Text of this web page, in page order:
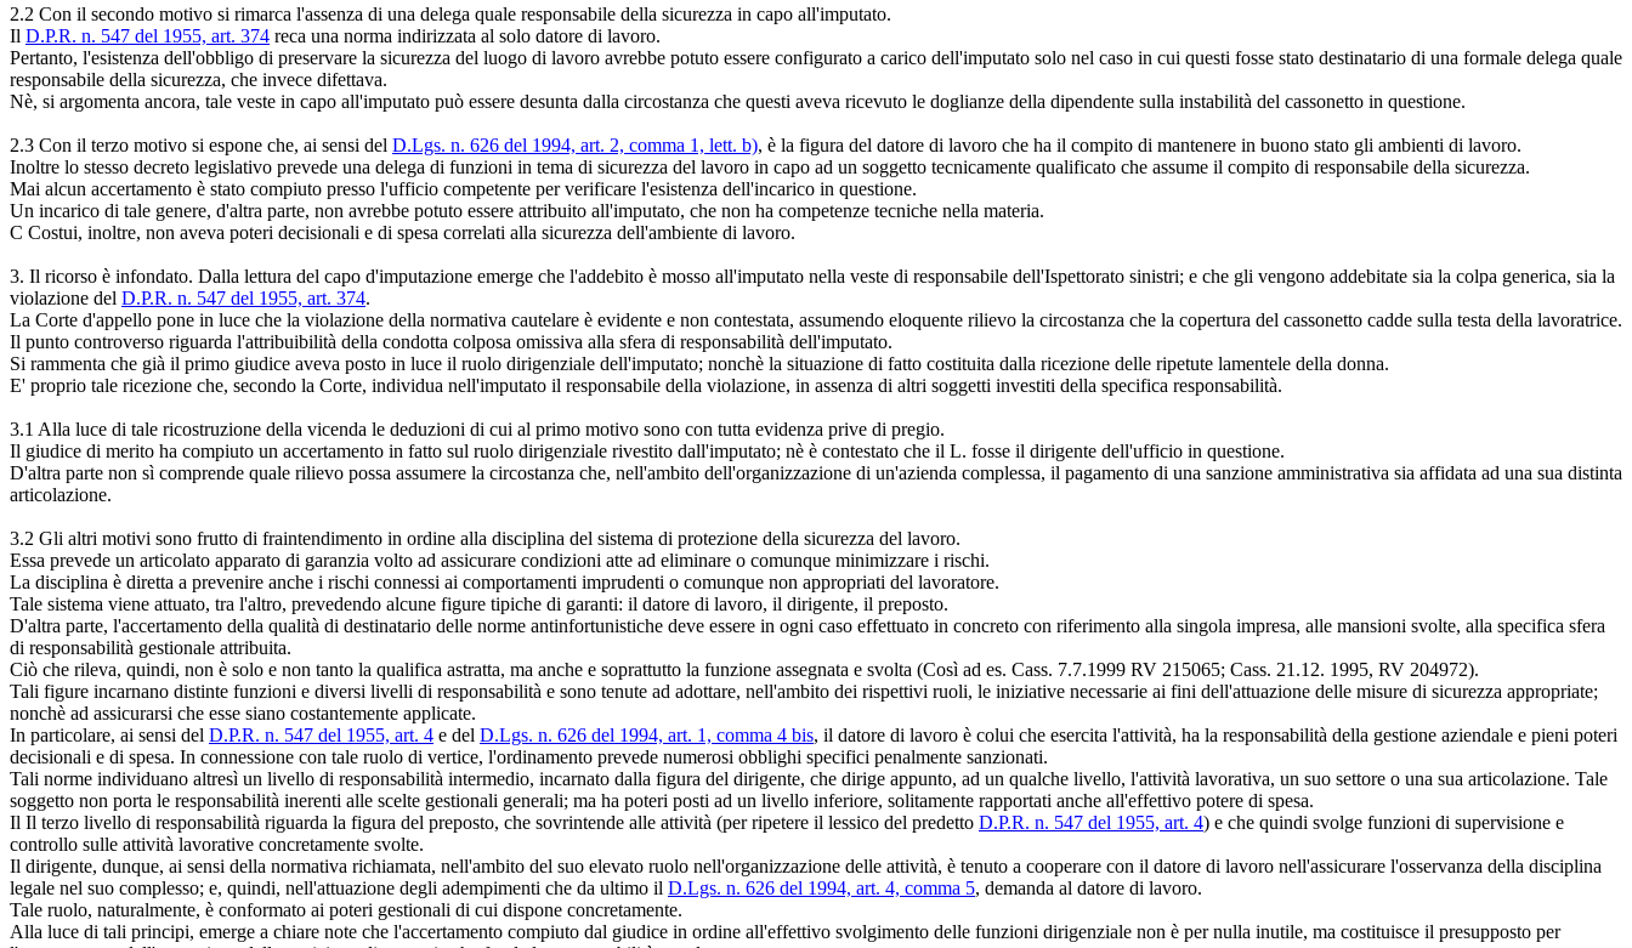
2.2 Con il secondo motivo si rimarca l'assenza di una delega quale responsabile della sicurezza in capo all'imputato.
Il D.P.R. n. 547 del 1955, art. 374 reca una norma indirizzata al solo datore di lavoro.
Pertanto, l'esistenza dell'obbligo di preservare la sicurezza del luogo di lavoro avrebbe potuto essere configurato a carico dell'imputato solo nel caso in cui questi fosse stato destinatario di una formale delega quale
responsabile della sicurezza, che invece difettava.
Nè, si argomenta ancora, tale veste in capo all'imputato può essere desunta dalla circostanza che questi aveva ricevuto le doglianze della dipendente sulla instabilità del cassonetto in questione.
2.3 Con il terzo motivo si espone che, ai sensi del D.Lgs. n. 626 del 1994, art. 2, comma 1, lett. b), è la figura del datore di lavoro che ha il compito di mantenere in buono stato gli ambienti di lavoro.
Inoltre lo stesso decreto legislativo prevede una delega di funzioni in tema di sicurezza del lavoro in capo ad un soggetto tecnicamente qualificato che assume il compito di responsabile della sicurezza.
Mai alcun accertamento è stato compiuto presso l'ufficio competente per verificare l'esistenza dell'incarico in questione.
Un incarico di tale genere, d'altra parte, non avrebbe potuto essere attribuito all'imputato, che non ha competenze tecniche nella materia.
C Costui, inoltre, non aveva poteri decisionali e di spesa correlati alla sicurezza dell'ambiente di lavoro.
3. Il ricorso è infondato. Dalla lettura del capo d'imputazione emerge che l'addebito è mosso all'imputato nella veste di responsabile dell'Ispettorato sinistri; e che gli vengono addebitate sia la colpa generica, sia la
violazione del D.P.R. n. 547 del 1955, art. 374.
La Corte d'appello pone in luce che la violazione della normativa cautelare è evidente e non contestata, assumendo eloquente rilievo la circostanza che la copertura del cassonetto cadde sulla testa della lavoratrice.
Il punto controverso riguarda l'attribuibilità della condotta colposa omissiva alla sfera di responsabilità dell'imputato.
Si rammenta che già il primo giudice aveva posto in luce il ruolo dirigenziale dell'imputato; nonchè la situazione di fatto costituita dalla ricezione delle ripetute lamentele della donna.
E' proprio tale ricezione che, secondo la Corte, individua nell'imputato il responsabile della violazione, in assenza di altri soggetti investiti della specifica responsabilità.
3.1 Alla luce di tale ricostruzione della vicenda le deduzioni di cui al primo motivo sono con tutta evidenza prive di pregio.
Il giudice di merito ha compiuto un accertamento in fatto sul ruolo dirigenziale rivestito dall'imputato; nè è contestato che il L. fosse il dirigente dell'ufficio in questione.
D'altra parte non sì comprende quale rilievo possa assumere la circostanza che, nell'ambito dell'organizzazione di un'azienda complessa, il pagamento di una sanzione amministrativa sia affidata ad una sua distinta
articolazione.
3.2 Gli altri motivi sono frutto di fraintendimento in ordine alla disciplina del sistema di protezione della sicurezza del lavoro.
Essa prevede un articolato apparato di garanzia volto ad assicurare condizioni atte ad eliminare o comunque minimizzare i rischi.
La disciplina è diretta a prevenire anche i rischi connessi ai comportamenti imprudenti o comunque non appropriati del lavoratore.
Tale sistema viene attuato, tra l'altro, prevedendo alcune figure tipiche di garanti: il datore di lavoro, il dirigente, il preposto.
D'altra parte, l'accertamento della qualità di destinatario delle norme antinfortunistiche deve essere in ogni caso effettuato in concreto con riferimento alla singola impresa, alle mansioni svolte, alla specifica sfera
di responsabilità gestionale attribuita.
Ciò che rileva, quindi, non è solo e non tanto la qualifica astratta, ma anche e soprattutto la funzione assegnata e svolta (Così ad es. Cass. 7.7.1999 RV 215065; Cass. 21.12. 1995, RV 204972).
Tali figure incarnano distinte funzioni e diversi livelli di responsabilità e sono tenute ad adottare, nell'ambito dei rispettivi ruoli, le iniziative necessarie ai fini dell'attuazione delle misure di sicurezza appropriate;
nonchè ad assicurarsi che esse siano costantemente applicate.
In particolare, ai sensi del D.P.R. n. 547 del 1955, art. 4 e del D.Lgs. n. 626 del 1994, art. 1, comma 4 bis, il datore di lavoro è colui che esercita l'attività, ha la responsabilità della gestione aziendale e pieni poteri
decisionali e di spesa. In connessione con tale ruolo di vertice, l'ordinamento prevede numerosi obblighi specifici penalmente sanzionati.
Tali norme individuano altresì un livello di responsabilità intermedio, incarnato dalla figura del dirigente, che dirige appunto, ad un qualche livello, l'attività lavorativa, un suo settore o una sua articolazione. Tale
soggetto non porta le responsabilità inerenti alle scelte gestionali generali; ma ha poteri posti ad un livello inferiore, solitamente rapportati anche all'effettivo potere di spesa.
Il Il terzo livello di responsabilità riguarda la figura del preposto, che sovrintende alle attività (per ripetere il lessico del predetto D.P.R. n. 547 del 1955, art. 4) e che quindi svolge funzioni di supervisione e
controllo sulle attività lavorative concretamente svolte.
Il dirigente, dunque, ai sensi della normativa richiamata, nell'ambito del suo elevato ruolo nell'organizzazione delle attività, è tenuto a cooperare con il datore di lavoro nell'assicurare l'osservanza della disciplina
legale nel suo complesso; e, quindi, nell'attuazione degli adempimenti che da ultimo il D.Lgs. n. 626 del 1994, art. 4, comma 5, demanda al datore di lavoro.
Tale ruolo, naturalmente, è conformato ai poteri gestionali di cui dispone concretamente.
Alla luce di tali principi, emerge a chiare note che l'accertamento compiuto dal giudice in ordine all'effettivo svolgimento delle funzioni dirigenziale non è per nulla inutile, ma costituisce il presupposto per